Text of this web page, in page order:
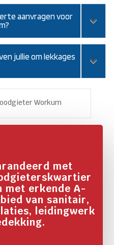
aanvragen voor
jullie om lekkages
met
met erkende A-
van sanitair,
leidingwerk